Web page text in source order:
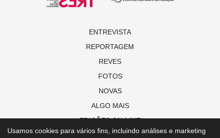
ENTREVISTA
REPORTAGEM
REVES
FOTOS
NOVAS
ALGO MAIS
EDIÇÕES ON-LINE
Usamos cookies para vários fins, incluindo análises e marketing